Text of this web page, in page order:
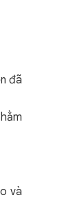
đã
và